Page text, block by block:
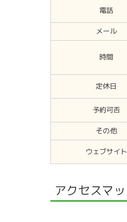
電話
メール
時間
定休日
予約可否
その他
ウェブサイト
アクセスマ